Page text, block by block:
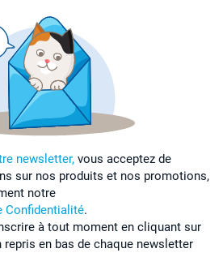
newsletter, vous acceptez de
sur nos produits et nos promotions,
notre
Confidentialité.
à tout moment en cliquant sur
en bas de chaque newsletter